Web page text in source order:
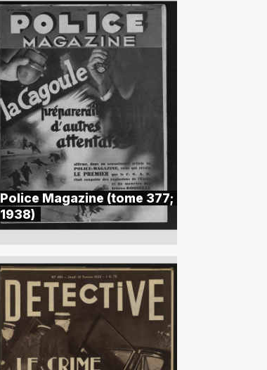
Police Magazine (tome 377;
1938)